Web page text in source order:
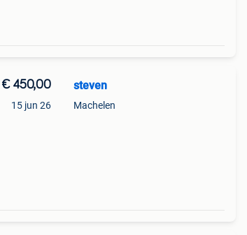
€ 450,00
15 jun 26
steven
Machelen